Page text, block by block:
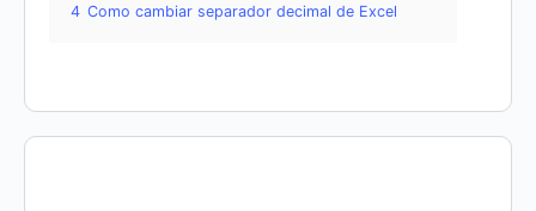
4 Como cambiar separador decimal de Excel